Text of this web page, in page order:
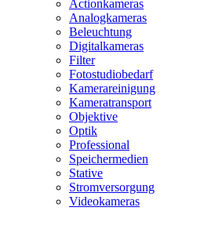
Actionkameras
Analogkameras
Beleuchtung
Digitalkameras
Filter
Fotostudiobedarf
Kamerareinigung
Kameratransport
Objektive
Optik
Professional
Speichermedien
Stative
Stromversorgung
Videokameras